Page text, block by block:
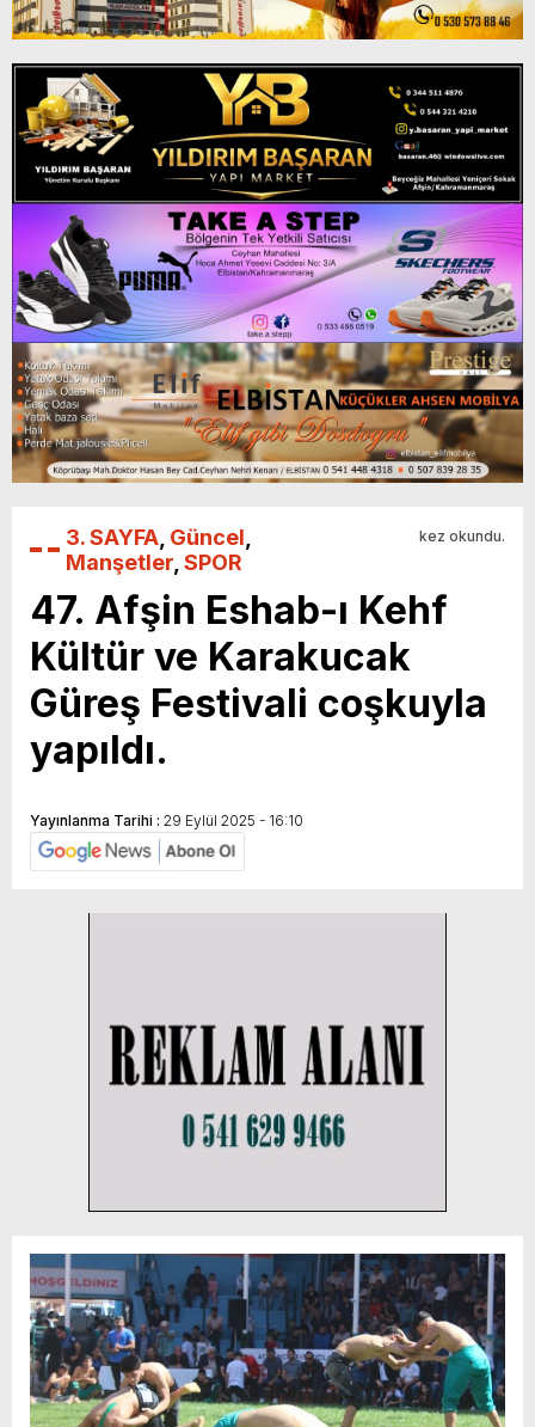
3. SAYFA Güncel
Manşetler SPOR
kez okundu.
47. Afşin Eshab-ı Kehf
Kültür ve Karakucak
Güreş Festivali coşkuyla
yapıldı.
Yayınlanma Tarihi : 29 Eylül 2025 - 16:10